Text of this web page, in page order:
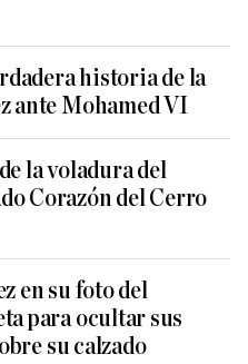
historia de la
ante Mohamed VI
la voladura del
Corazón del Cerro
en su foto del
para ocultar sus
su calzado